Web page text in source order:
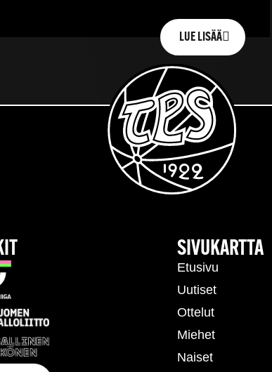
LUE LISÄÄ
SIVUKARTTA
Etusivu
Uutiset
Ottelut
Miehet
Naiset